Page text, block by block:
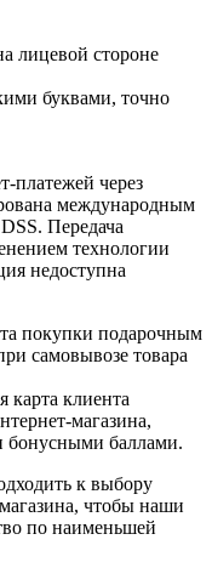
лицевой стороне
буквами, точно
платежей через
международным
Передача
технологии
недоступна
покупки подарочным
самовывозе товара
карта клиента
магазина,
бонусными баллами.
к выбору
чтобы наши
по наименьшей